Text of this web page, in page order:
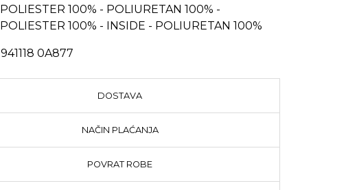
POLIESTER 100% - POLIURETAN 100% -
POLIESTER 100% - INSIDE - POLIURETAN 100%
941118 0A877
DOSTAVA
NAČIN PLAĆANJA
POVRAT ROBE